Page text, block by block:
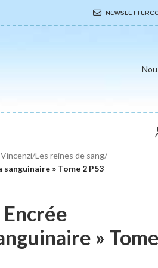
NEWSLETTER
/Les reines de sang/
sanguinaire » Tome 2 P53
Encrée
»